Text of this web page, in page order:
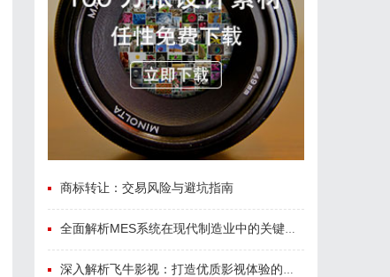
商标转让：交易风险与避坑指南
全面解析MES系统在现代制造业中的关键作用与应用前景
深入解析飞牛影视：打造优质影视体验的先锋平台